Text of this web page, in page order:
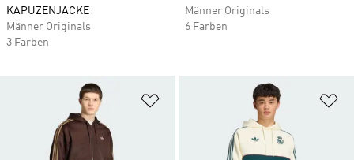
KAPUZENJACKE
Männer Originals
3 Farben
Männer Originals
6 Farben
Zur Wunschliste hinzufügen